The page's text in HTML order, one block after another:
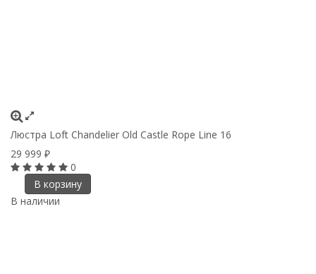
Люстра Loft Chandelier Old Castle Rope Line 16
29 999 ₽
0
В корзину
В наличии